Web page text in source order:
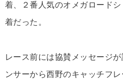
着、２番人気のオメガロード
着だった。
レース前には協賛メッセージ
ンサーから西野のキャッチフ